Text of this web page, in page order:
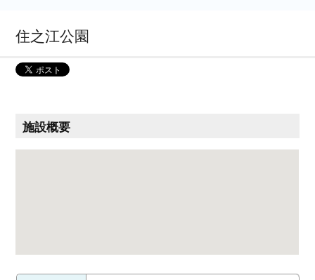
住之江公園
施設概要